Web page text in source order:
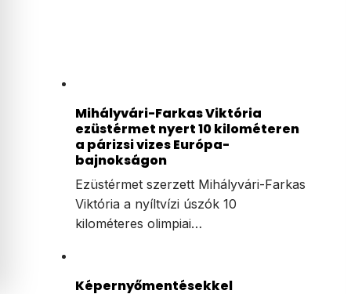
Mihályvári-Farkas Viktória
ezüstérmet nyert 10 kilométeren
a párizsi vizes Európa-
bajnokságon
Ezüstérmet szerzett Mihályvári-Farkas
Viktória a nyíltvízi úszók 10
kilométeres olimpiai…
Képernyőmentésekkel